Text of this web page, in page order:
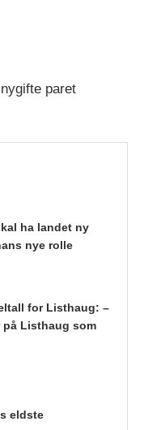
paret
ha landet ny
nye rolle
for Listhaug: –
på Listhaug som
eldste